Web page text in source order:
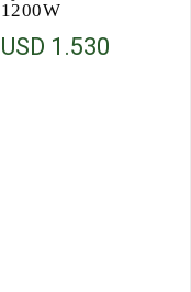
1200W
USD 1.530